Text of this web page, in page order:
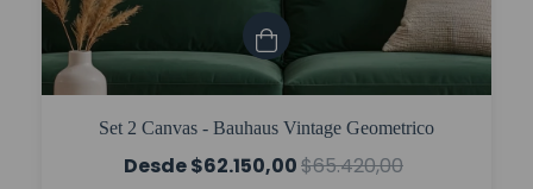
Set 2 Canvas - Bauhaus Vintage Geometrico
$62.150,00$65.420,00